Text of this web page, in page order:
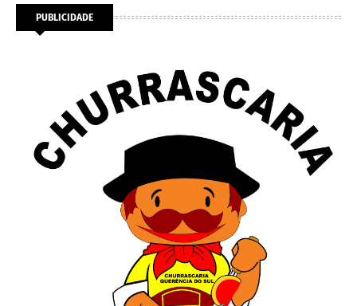
PUBLICIDADE